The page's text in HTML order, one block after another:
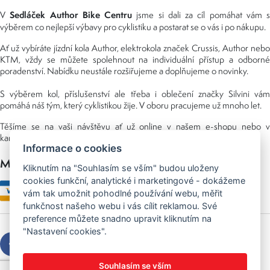
VSedláček Author Bike Centru jsme si dali za cíl pomáhat vám s
výběrem co nejlepší výbavy pro cyklistiku a postarat se o vás i po nákupu.
Ať už vybíráte jízdní kola Author, elektrokola značek Crussis, Author nebo
KTM, vždy se můžete spolehnout na individuální přístup a odborné
poradenství. Nabídku neustále rozšiřujeme a doplňujeme o novinky.
S výběrem kol, příslušenství ale třeba i oblečení značky Silvini vám
pomáhá náš tým, který cyklistikou žije. V oboru pracujeme už mnoho let.
Těšíme se na vaši návštěvu ať už online v našem e-shopu nebo v
kamenné prodejně, kterou najdete v NS (nákupní středisko) URAN.
Možnosti platby
Informace o cookies
Kliknutím na "Souhlasím se vším" budou uloženy
cookies funkční, analytické i marketingové - dokážeme
vám tak umožnit pohodlné používání webu, měřit
funkčnost našeho webu i vás cílit reklamou. Své
preference můžete snadno upravit kliknutím na
"Nastavení cookies".
Souhlasím se vším